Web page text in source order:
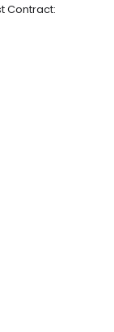
Contract: